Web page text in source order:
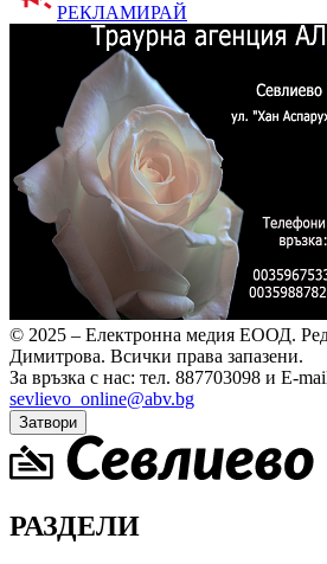
РЕКЛАМИРАЙ
© 2025 – Електронна медия ЕООД.
Димитрова. Всички права запазени.
За връзка с нас: тел. 887703098 и E-
sevlievo_online@abv.bg
Затвори
РАЗДЕЛИ